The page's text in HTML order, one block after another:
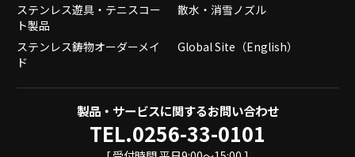
ステンレス遊具・テニスコー
ト製品
散水・消雪ノズル
ステンレス鋳物オーダーメイ
ド
Global Site（English）
製品・サービスに関するお問い合わせ
TEL.0256-33-0101